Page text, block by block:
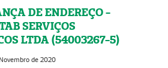
DE ENDEREÇO -
SERVIÇOS
LTDA (54003267-5)
de 2020